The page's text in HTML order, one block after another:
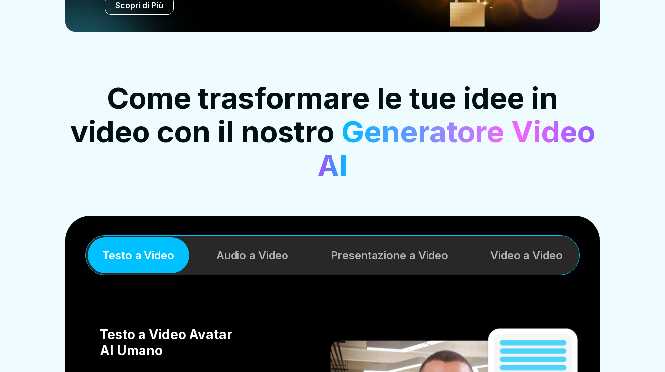
Scopri di Più
Come trasformare le tue idee in
video con il nostro Generatore Video
AI
Testo a Video Audio a Video Presentazione a Video Video a Video
Testo a Video Avatar
AI Umano